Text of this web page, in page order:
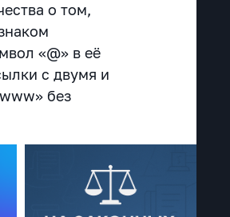
о том,
«@» в её
с двумя и
без